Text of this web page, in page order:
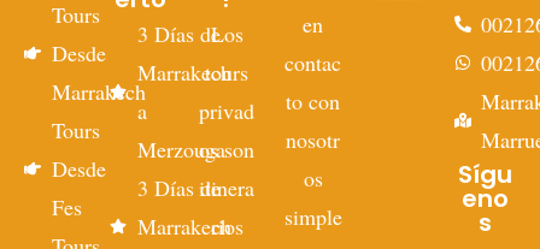
Tours
Desde
Marrakech
Tours
Desde
Fes
3 Días de
Marrakech
a
Merzouga
3 Días de
Marrakech
Los
tours
privad
os son
itinera
rios
en
contac
to con
nosotr
os
simple
Sígu
eno
s